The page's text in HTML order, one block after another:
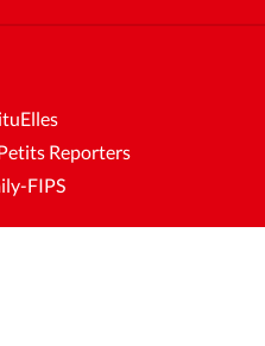
Reporters
FIPS